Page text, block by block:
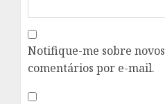
Notifique-me sobre novos
comentários por e-mail.